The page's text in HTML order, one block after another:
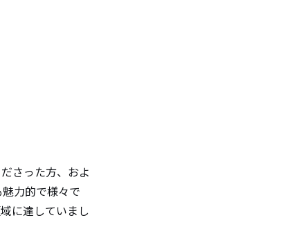
さった方、およ
力的で様々で
に達していまし